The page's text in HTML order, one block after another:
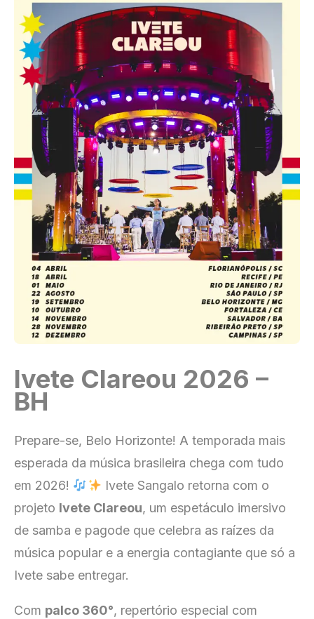
Ivete Clareou 2026 –
BH
Prepare-se, Belo Horizonte! A temporada mais
esperada da música brasileira chega com tudo
em 2026!
Ivete Sangalo retorna com o
projeto Ivete Clareou, um espetáculo imersivo
de samba e pagode que celebra as raízes da
música popular e a energia contagiante que só a
Ivete sabe entregar.
Com palco 360°, repertório especial com